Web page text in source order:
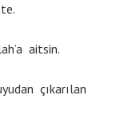
aitsin.
çıkarılan